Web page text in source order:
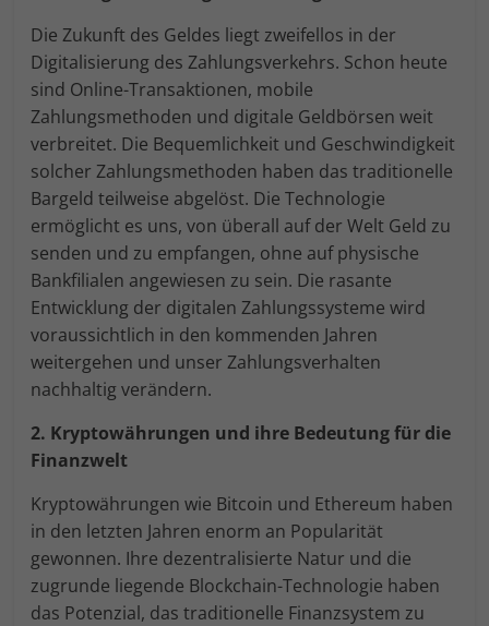
Die Zukunft des Geldes liegt zweifellos in der
Digitalisierung des Zahlungsverkehrs. Schon heute
sind Online-Transaktionen, mobile
Zahlungsmethoden und digitale Geldbörsen weit
verbreitet. Die Bequemlichkeit und Geschwindigkeit
solcher Zahlungsmethoden haben das traditionelle
Bargeld teilweise abgelöst. Die Technologie
ermöglicht es uns, von überall auf der Welt Geld zu
senden und zu empfangen, ohne auf physische
Bankfilialen angewiesen zu sein. Die rasante
Entwicklung der digitalen Zahlungssysteme wird
voraussichtlich in den kommenden Jahren
weitergehen und unser Zahlungsverhalten
nachhaltig verändern.
2. Kryptowährungen und ihre Bedeutung für die
Finanzwelt
Kryptowährungen wie Bitcoin und Ethereum haben
in den letzten Jahren enorm an Popularität
gewonnen. Ihre dezentralisierte Natur und die
zugrunde liegende Blockchain-Technologie haben
das Potenzial, das traditionelle Finanzsystem zu
Marketing-Cookies werden von Drittanbietern oder
Publishern verwendet, um personalisierte Werbung
anzuzeigen. Sie tun dies, indem sie Besucher über
Websites hinweg verfolgen.
Cookie-Informationen anzeigen
Externe Medien (7)
Inhalte von Videoplattformen und Social-Media-Plattformen
werden standardmäßig blockiert. Wenn Cookies von
externen Medien akzeptiert werden, bedarf der Zugriff auf
diese Inhalte keiner manuellen Einwilligung mehr.
Cookie-Informationen anzeigen
powered by Borlabs Cookie